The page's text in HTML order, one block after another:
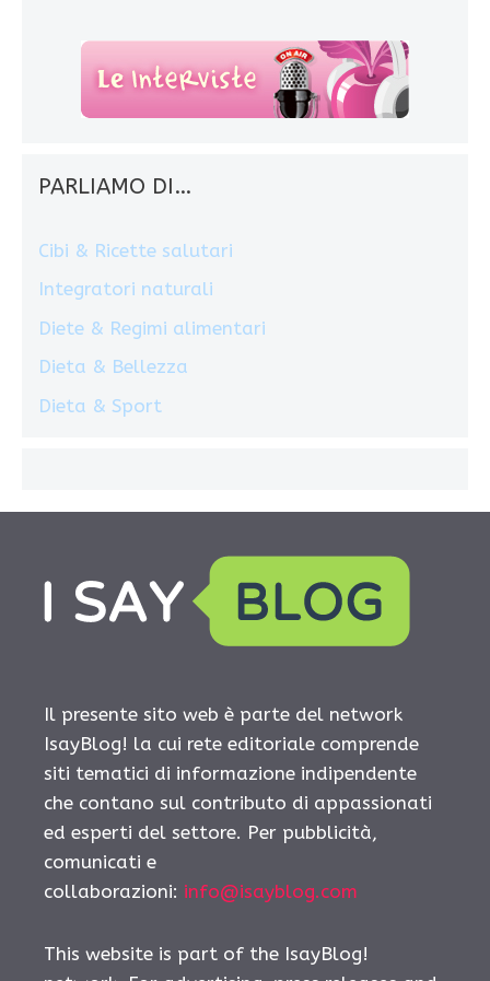
PARLIAMO DI…
Cibi & Ricette salutari
Integratori naturali
Diete & Regimi alimentari
Dieta & Bellezza
Dieta & Sport
Il presente sito web è parte del network
IsayBlog! la cui rete editoriale comprende
siti tematici di informazione indipendente
che contano sul contributo di appassionati
ed esperti del settore. Per pubblicità,
comunicati e
collaborazioni: info@isayblog.com
This website is part of the IsayBlog!